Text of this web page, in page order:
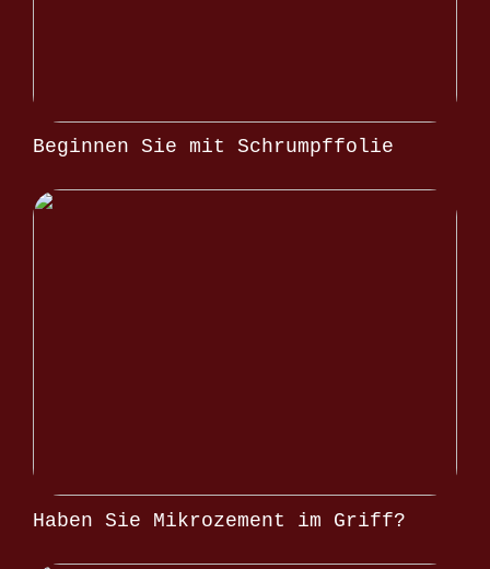
Beginnen Sie mit Schrumpffolie
Haben Sie Mikrozement im Griff?